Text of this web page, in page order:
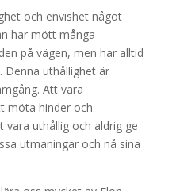
och envishet något
har mött många
på vägen, men har alltid
uthållighet är
Att vara
möta hinder och
uthållig och aldrig ge
utmaningar och nå sina